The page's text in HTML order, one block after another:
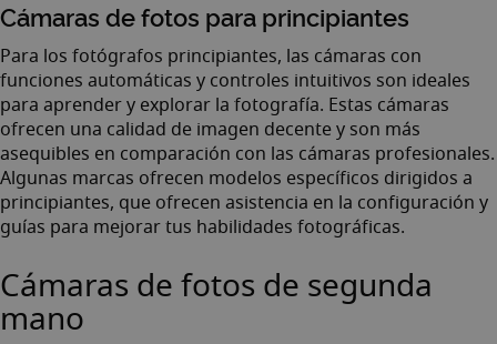
Cámaras de fotos para principiantes
Para los fotógrafos principiantes, las cámaras con
funciones automáticas y controles intuitivos son ideales
para aprender y explorar la fotografía. Estas cámaras
ofrecen una calidad de imagen decente y son más
asequibles en comparación con las cámaras profesionales.
Algunas marcas ofrecen modelos específicos dirigidos a
principiantes, que ofrecen asistencia en la configuración y
guías para mejorar tus habilidades fotográficas.
Cámaras de fotos de segunda
mano